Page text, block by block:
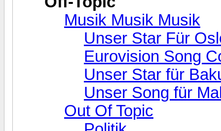
Musik Musik Musik
Unser Star Für
Eurovision Song
Unser Star für
Unser Song für
Out Of Topic